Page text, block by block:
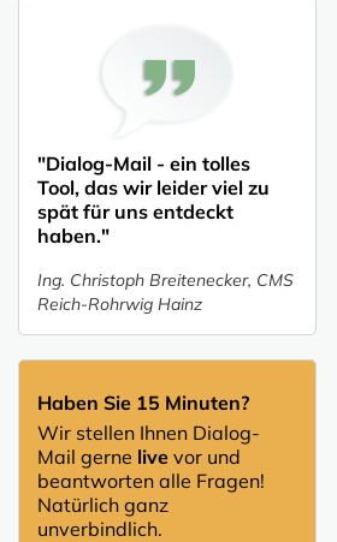
"Dialog-Mail - ein tolles
Tool, das wir leider viel zu
spät für uns entdeckt
haben."
Ing. Christoph Breitenecker, CMS
Reich-Rohrwig Hainz
Haben Sie 15 Minuten?
Wir stellen Ihnen Dialog-
Mail gerne live vor und
beantworten alle Fragen!
Natürlich ganz
unverbindlich.